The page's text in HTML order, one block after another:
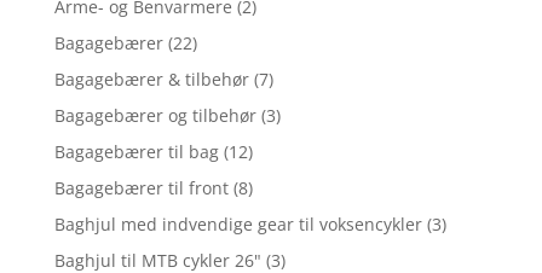
Arme- og Benvarmere (2)
Bagagebærer (22)
Bagagebærer & tilbehør (7)
Bagagebærer og tilbehør (3)
Bagagebærer til bag (12)
Bagagebærer til front (8)
Baghjul med indvendige gear til voksencykler (3)
Baghjul til MTB cykler 26" (3)